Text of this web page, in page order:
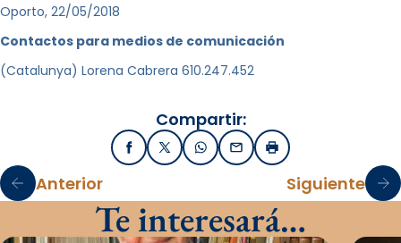
Oporto, 22/05/2018
Contactos para medios de comunicación
(Catalunya) Lorena Cabrera 610.247.452
Compartir:
FacebookX / TwitterWhatsApp
EmailImprimir
Anterior Siguiente
Te interesará…